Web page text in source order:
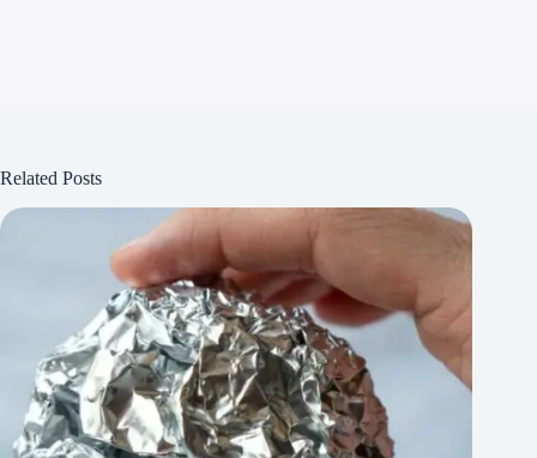
Related Posts